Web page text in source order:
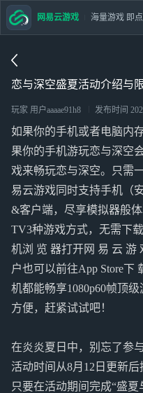
恋与深空盛夏活动介绍与
玩家 用户aaaae91h8 发布时间
如果你的手机或者电脑内
果你的手机游玩恋与深空
戏来畅玩恋与深空。只需
易云游戏同时支持手机（
&客户端，尽享模拟器般体
TV3种游戏方式，无需下
机浏 览 器打开网 易 云 游
户也可以前往App Store下
机都能畅享1080p60帧顶
方便，赶紧试试吧！
在炎炎夏日中，别忘了参
活动时间从8月12日更新后
只要在活动期间完成“盛
网易云游戏 海量游戏 即